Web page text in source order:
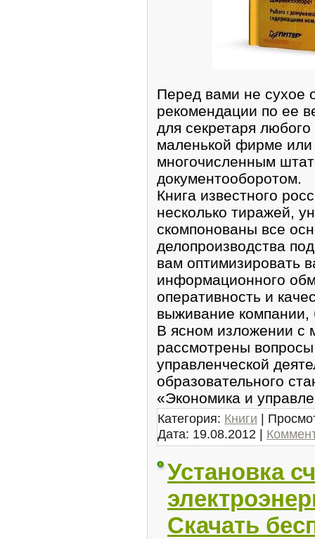
Перед вами не сухое
рекомендации по ее
для секретаря
маленькой фирме или
многочисленным
документооборотом.
Книга известного
несколько тиражей,
скомпонованы все
делопроизводства
вам оптимизировать
информационного
оперативность и
выживание компании,
В ясном изложении с
рассмотрены
управленческой
образовательного
«Экономика и
Категория: Книги |
Дата: 19.08.2012 |
Установка
Скачать